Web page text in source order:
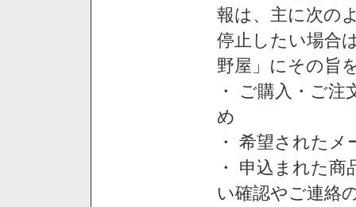
報は、主に次の
停止したい場合
野屋」にその旨
・ ご購入・ご
め
・ 希望された
・ 申込まれた
い確認やご連絡